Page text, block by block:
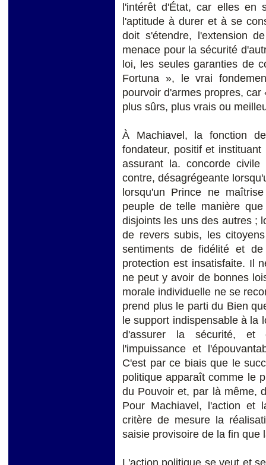
l'intérêt d'État, car elles en
l'aptitude à durer et à se
doit s'étendre, l'extension
menace pour la sécurité
loi, les seules garanties de
Fortuna », le vrai
pourvoir d'armes propres,
plus sûrs, plus vrais ou
À Machiavel, la fonction
fondateur, positif et
assurant la. concorde
contre, désagrégeante
lorsqu'un Prince ne
peuple de telle manière
disjoints les uns des autres ;
de revers subis, les
sentiments de fidélité et
protection est insatisfaite. Il
ne peut y avoir de bonnes
morale individuelle ne se
prend plus le parti du Bien
le support indispensable à la
d'assurer la sécurité, et
l'impuissance et
C'est par ce biais que le
politique apparaît comme le
du Pouvoir et, par là même,
Pour Machiavel, l'action et
critère de mesure la
saisie provisoire de la fin que